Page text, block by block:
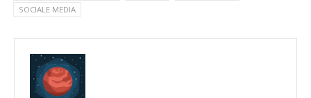
SOCIALE MEDIA